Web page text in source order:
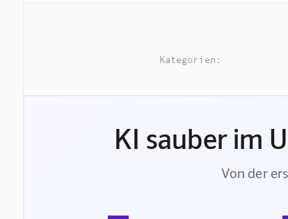
Kategorien:
KI sauber im
Von der